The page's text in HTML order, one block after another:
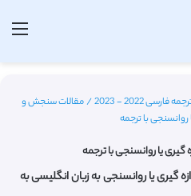
2022 - 2023
/مقالات سنجش و
روانسنجی با ترجمه
یا روانسنجی با ترجمه
گیری یا روانسنجی به زبان انگلیسی به